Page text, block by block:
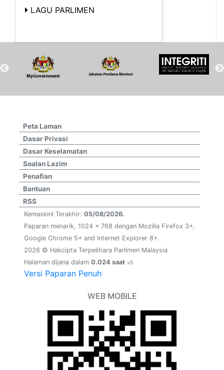
LAGU PARLIMEN
Peta Laman
Dasar Privasi
Dasar Keselamatan
Soalan Lazim
Penafian
Bantuan
RSS
Kemaskini Terakhir: 05/08/2026.
Paparan menarik, 1024 x 768 dengan Mozilla Firefox 3+,
Google Chrome 5+ and Internet Explorer 8+.
2026 © Hakcipta Terpelihara Parlimen Malaysia
Halaman dijana dalam 0.024 saat v5
Versi Paparan Penuh
WEB MOBILE